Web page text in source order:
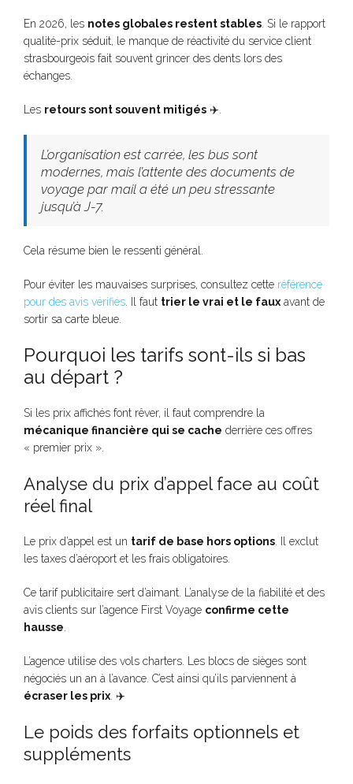
En 2026, les notes globales restent stables. Si le rapport
qualité-prix séduit, le manque de réactivité du service client
strasbourgeois fait souvent grincer des dents lors des
échanges.
Les retours sont souvent mitigés ✈️.
L’organisation est carrée, les bus sont
modernes, mais l’attente des documents de
voyage par mail a été un peu stressante
jusqu’à J-7.
Cela résume bien le ressenti général.
Pour éviter les mauvaises surprises, consultez cette référence
pour des avis vérifiés. Il faut trier le vrai et le fauxavant de
sortir sa carte bleue.
Pourquoi les tarifs sont-ils si bas
au départ ?
Si les prix affichés font rêver, il faut comprendre la
mécanique financière qui se cache derrière ces offres
« premier prix ».
Analyse du prix d’appel face au coût
réel final
Le prix d’appel est un tarif de base hors options. Il exclut
les taxes d’aéroport et les frais obligatoires.
Ce tarif publicitaire sert d’aimant. L’analyse de la fiabilité et des
avis clients sur l’agence First Voyage confirme cette
hausse.
L’agence utilise des vols charters. Les blocs de sièges sont
négociés un an à l’avance. C’est ainsi qu’ils parviennent à
écraser les prix. ✈️
Le poids des forfaits optionnels et
suppléments